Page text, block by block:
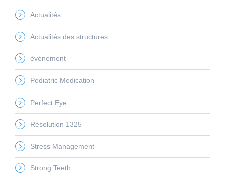
Actualités
Actualités des structures
évènement
Pediatric Medication
Perfect Eye
Résolution 1325
Stress Management
Strong Teeth